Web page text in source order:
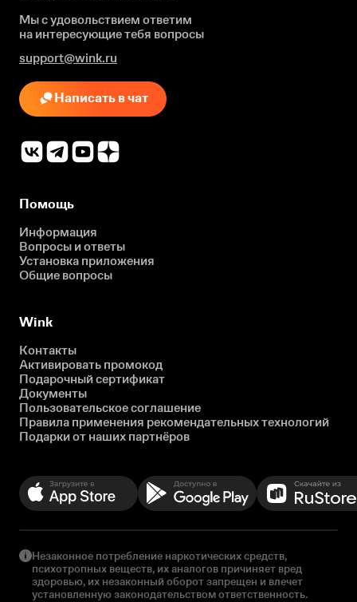
Мы с удовольствием ответим
на интересующиетебя вопросы
support@wink.ru
Написать в чат
Помощь
Информация
Вопросы и ответы
Установка приложения
Общие вопросы
Wink
Контакты
Активировать промокод
Подарочный сертификат
Документы
Пользовательское соглашение
Правила применения рекомендательных технологий
Подарки от наших партнёров
Незаконное потребление наркотических средств,
психотропных веществ, их аналогов причиняет вред
здоровью, их незаконный оборот запрещен и влечет
установленную законодательством ответственность.